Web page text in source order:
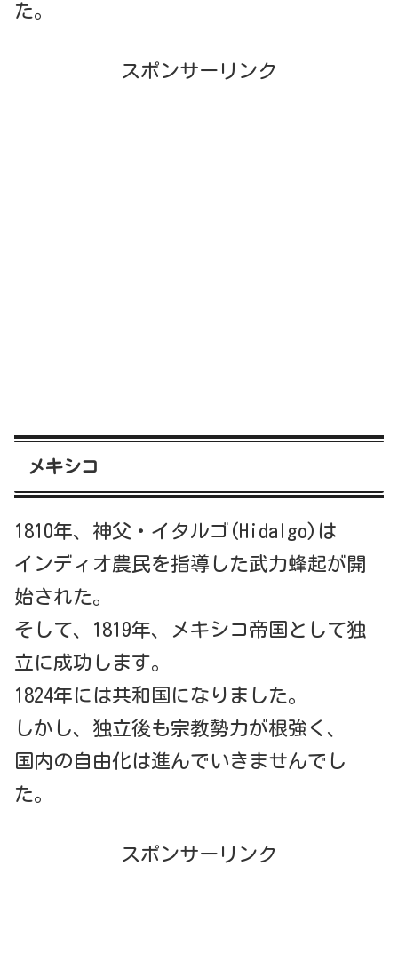
た。
スポンサーリンク
メキシコ
1810年、神父・イタルゴ(Hidalgo)は
インディオ農民を指導した武力蜂起が開
始された。
そして、1819年、メキシコ帝国として独
立に成功します。
1824年には共和国になりました。
しかし、独立後も宗教勢力が根強く、
国内の自由化は進んでいきませんでし
た。
スポンサーリンク